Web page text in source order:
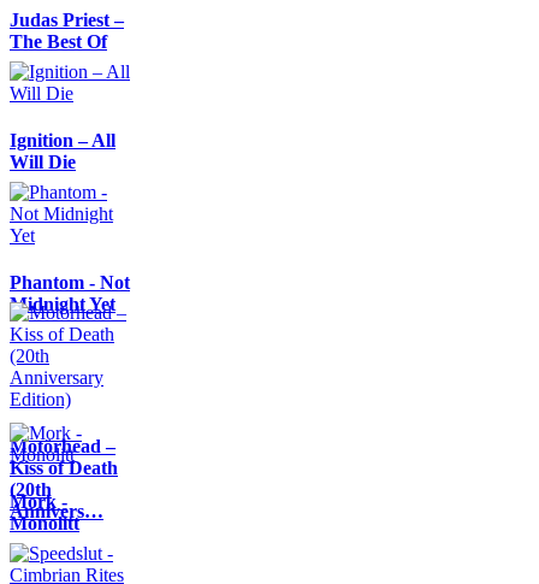
Judas Priest –
The Best Of
Ignition – All
Will Die
Phantom - Not
Midnight Yet
Motörhead –
Kiss of Death
(20th
Annivers…
Mork -
Monolitt